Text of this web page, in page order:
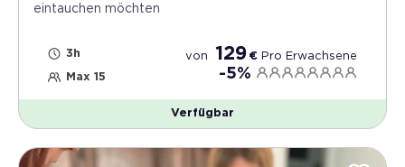
eintauchen möchten
3h
Max 15
von 129 € Pro Erwachsene
-5%
Verfügbar